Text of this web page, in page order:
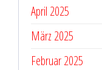
April 2025
März 2025
Februar 2025